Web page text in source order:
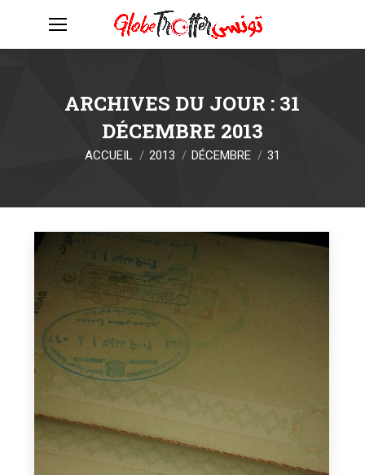
ARCHIVES DU JOUR : 31
DÉCEMBRE 2013
Vous êtes ici :ACCUEIL 2013 DÉCEMBRE 31